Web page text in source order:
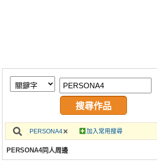
繪圖藝廊
交流中心
攤位轉讓區
會員功能選單
註冊會員
PERSONA4 加入常用搜尋
PERSONA4同人周邊